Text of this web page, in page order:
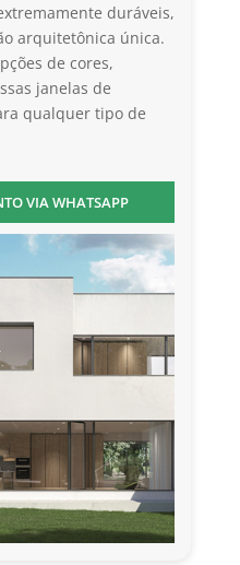
duráveis,
arquitetônica única.
de cores,
janelas de
qualquer tipo de
VIA WHATSAPP